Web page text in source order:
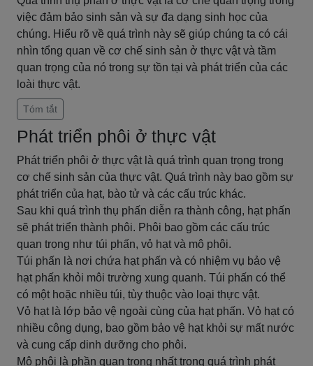
việc đảm bảo sinh sản và sự đa dạng sinh học của
chúng. Hiểu rõ về quá trình này sẽ giúp chúng ta có cái
nhìn tổng quan về cơ chế sinh sản ở thực vật và tầm
quan trọng của nó trong sự tồn tại và phát triển của các
loài thực vật.
Tóm tắt
Phát triển phôi ở thực vật
Phát triển phôi ở thực vật là quá trình quan trọng trong
cơ chế sinh sản của thực vật. Quá trình này bao gồm sự
phát triển của hạt, bào tử và các cấu trúc khác.
Sau khi quá trình thụ phấn diễn ra thành công, hạt phấn
sẽ phát triển thành phôi. Phôi bao gồm các cấu trúc
quan trọng như túi phấn, vỏ hạt và mô phôi.
Túi phấn là nơi chứa hạt phấn và có nhiệm vụ bảo vệ
hạt phấn khỏi môi trường xung quanh. Túi phấn có thể
có một hoặc nhiều túi, tùy thuộc vào loại thực vật.
Vỏ hạt là lớp bảo vệ ngoài cùng của hạt phấn. Vỏ hạt có
nhiều công dụng, bao gồm bảo vệ hạt khỏi sự mất nước
và cung cấp dinh dưỡng cho phôi.
Mô phôi là phần quan trọng nhất trong quá trình phát